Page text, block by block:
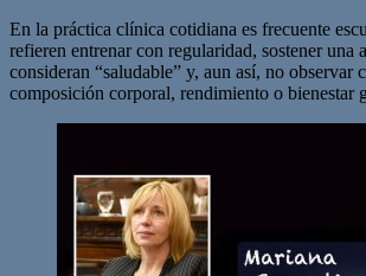
En la práctica clínica cotidiana es frecuente
refieren entrenar con regularidad, sostener una
consideran “saludable” y, aun así, no observar
composición corporal, rendimiento o bienestar